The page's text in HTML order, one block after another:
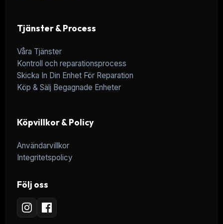
Tjänster & Process
Våra Tjänster
Kontroll och reparationsprocess
Skicka In Din Enhet För Reparation
Köp & Sälj Begagnade Enheter
Köpvillkor & Policy
Användarvillkor
Integritetspolicy
Följ oss